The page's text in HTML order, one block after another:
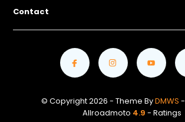
Contact
© Copyright 2026 - Theme ByDMWS -
Allroadmoto 4.9 - Ratings